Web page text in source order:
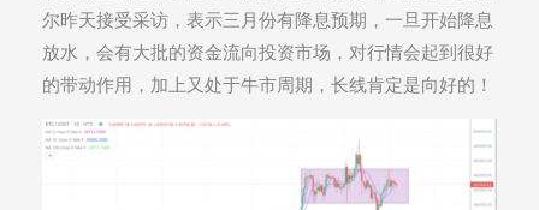
尔昨天接受采访，表示三月份有降息预期，一旦开始降息
放水，会有大批的资金流向投资市场，对行情会起到很好
的带动作用，加上又处于牛市周期，长线肯定是向好的！